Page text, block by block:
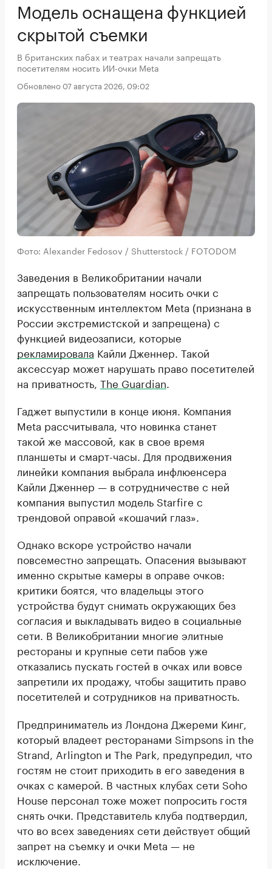
Модель оснащена функцией
скрытой съемки
В британских пабах и театрах начали запрещать
посетителям носить ИИ-очки Meta
Обновлено 07 августа 2026, 09:02
Фото: Alexander Fedosov / Shutterstock / FOTODOM
Заведения в Великобритании начали
запрещать пользователям носить очки с
искусственным интеллектом Meta (признана в
России экстремистской и запрещена) с
функцией видеозаписи, которые
рекламировала Кайли Дженнер. Такой
аксессуар может нарушать право посетителей
на приватность, The Guardian.
Гаджет выпустили в конце июня. Компания
Meta рассчитывала, что новинка станет
такой же массовой, как в свое время
планшеты и смарт-часы. Для продвижения
линейки компания выбрала инфлюенсера
Кайли Дженнер — в сотрудничестве с ней
компания выпустил модель Starfire с
трендовой оправой «кошачий глаз».
Однако вскоре устройство начали
повсеместно запрещать. Опасения вызывают
именно скрытые камеры в оправе очков:
критики боятся, что владельцы этого
устройства будут снимать окружающих без
согласия и выкладывать видео в социальные
сети. В Великобритании многие элитные
рестораны и крупные сети пабов уже
отказались пускать гостей в очках или вовсе
запретили их продажу, чтобы защитить право
посетителей и сотрудников на приватность.
Предприниматель из Лондона Джереми Кинг,
который владеет ресторанами Simpsons in the
Strand, Arlington и The Park, предупредил, что
гостям не стоит приходить в его заведения в
очках с камерой. В частных клубах сети Soho
House персонал тоже может попросить гостя
снять очки. Представитель клуба подтвердил,
что во всех заведениях сети действует общий
запрет на съемку и очки Meta — не
исключение.